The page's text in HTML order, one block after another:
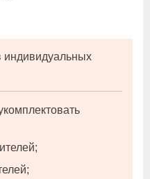
индивидуальных